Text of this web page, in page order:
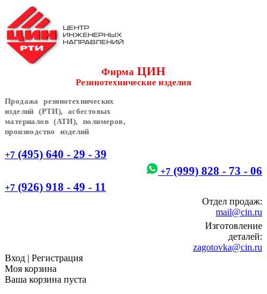
Фирма ЦИН
Резинотехнические изделия
Продажа резинотехнических
изделий (РТИ), асбестовых
материалов (АТИ), полимеров,
производство изделий
+7 (495) 640 - 29 - 39
+7 (999) 828 - 73 - 06
+7 (926) 918 - 49 - 11
Отдел продаж:
mail@cin.ru
Изготовление
деталей:
zagotovka@cin.ru
Вход | Регистрация
Моя корзина
Ваша корзина пуста